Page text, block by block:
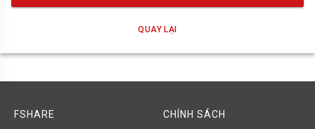
QUAY LẠI
FSHARE
CHÍNH SÁCH